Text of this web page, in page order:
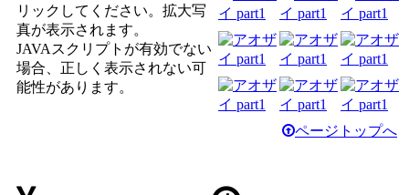
リックしてください。拡大写
真が表示されます。
JAVAスクリプトが有効でない
場合、正しく表示されない可
能性があります。
ページトップへ